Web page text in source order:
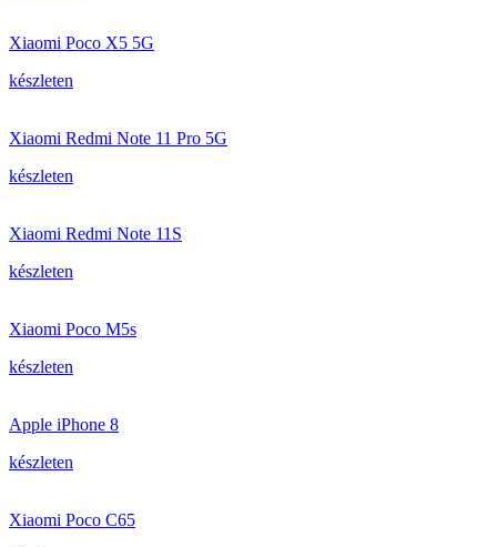
Xiaomi Poco X5 5G
készleten
Xiaomi Redmi Note 11 Pro 5G
készleten
Xiaomi Redmi Note 11S
készleten
Xiaomi Poco M5s
készleten
Apple iPhone 8
készleten
Xiaomi Poco C65